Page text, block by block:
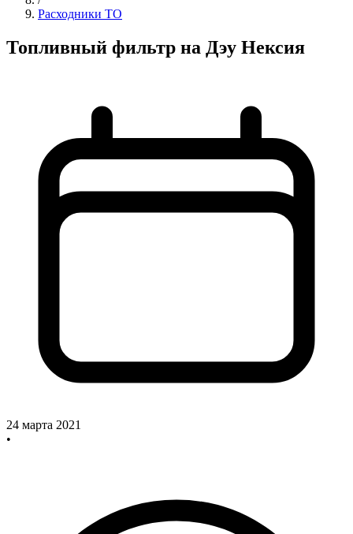
Расходники ТО
Топливный фильтр на Дэу Нексия
24 марта 2021
•